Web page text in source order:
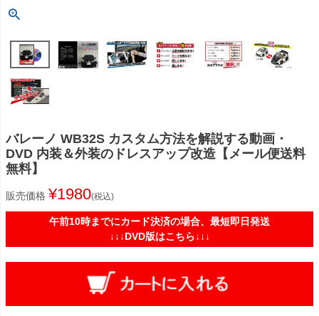
バレーノ WB32S カスタム方法を解説する動画・
DVD 内装＆外装のドレスアップ改造【メール便送料
無料】
販売価格 ¥1980 税込
午前10時までにカード決済の場合、最短即日発送
↓↓↓DVD版はこちら↓↓↓